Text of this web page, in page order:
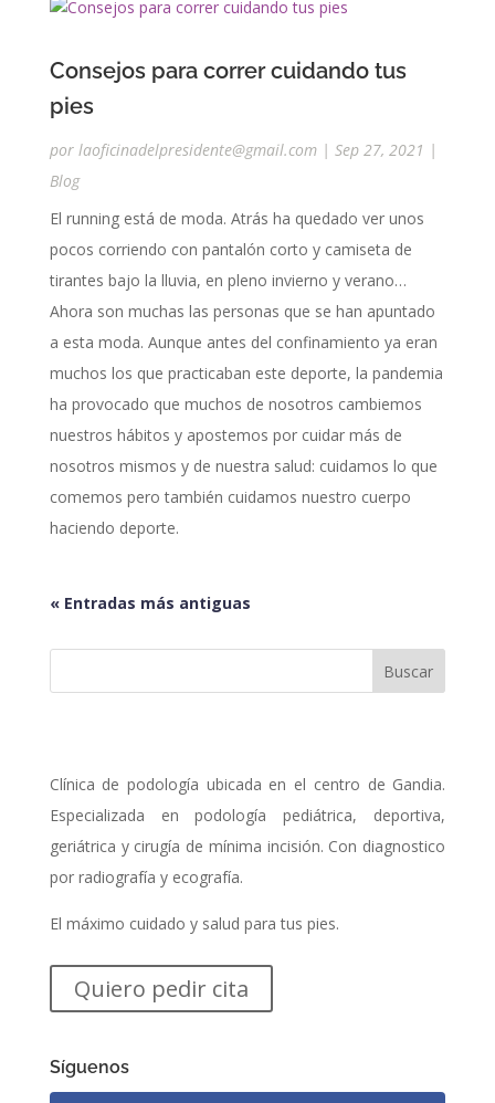
Consejos para correr cuidando tus
pies
por laoficinadelpresidente@gmail.com| Sep 27, 2021 |
Blog
El running está de moda. Atrás ha quedado ver unos
pocos corriendo con pantalón corto y camiseta de
tirantes bajo la lluvia, en pleno invierno y verano…
Ahora son muchas las personas que se han apuntado
a esta moda. Aunque antes del confinamiento ya eran
muchos los que practicaban este deporte, la pandemia
ha provocado que muchos de nosotros cambiemos
nuestros hábitos y apostemos por cuidar más de
nosotros mismos y de nuestra salud: cuidamos lo que
comemos pero también cuidamos nuestro cuerpo
haciendo deporte.
« Entradas más antiguas
Clínica de podología ubicada en el centro de Gandia.
Especializada en podología pediátrica, deportiva,
geriátrica y cirugía de mínima incisión. Con diagnostico
por radiografía y ecografía.
El máximo cuidado y salud para tus pies.
Quiero pedir cita
Síguenos